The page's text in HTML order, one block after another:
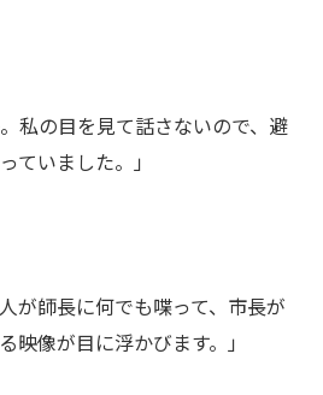
私の目を見て話さないので、避
ていました。」
が師長に何でも喋って、市長が
映像が目に浮かびます。」